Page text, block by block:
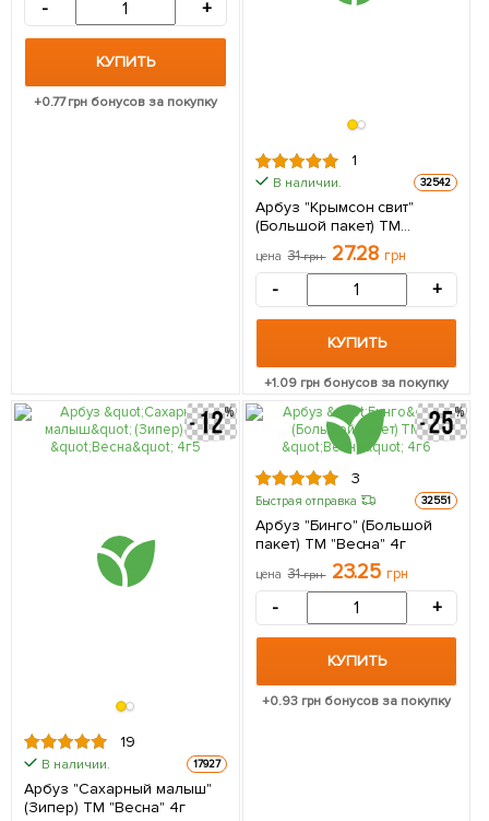
- +
КУПИТЬ
+0.77грн бонусов за покупку
1
В наличии. 32542
Арбуз "Крымсон свит"
(Большой пакет) ТМ
цена 31грн 27.28 грн
- +
КУПИТЬ
+1.09грн бонусов за покупку
19
В наличии. 17927
Арбуз "Сахарный малыш"
(Зипер) ТМ "Весна" 4г
3
Быстрая отправка 32551
Арбуз "Бинго" (Большой
пакет) ТМ "Весна" 4г
цена 31грн 23.25 грн
- +
КУПИТЬ
+0.93 грн бонусов за покупку